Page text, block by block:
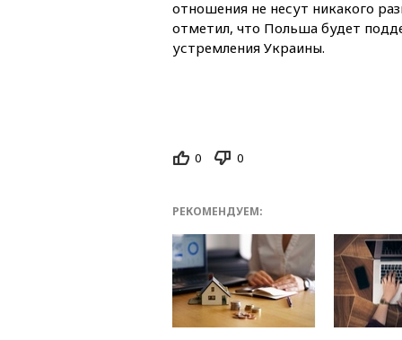
отношения не несут никакого
отметил, что Польша будет
устремления Украины.
0 0
РЕКОМЕНДУЕМ: